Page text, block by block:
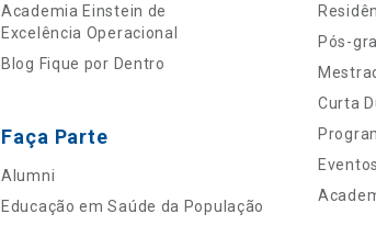
Academia Einstein de
Excelência Operacional
Blog Fique por Dentro
Faça Parte
Alumni
Educação em Saúde da População
Pós-
Curta